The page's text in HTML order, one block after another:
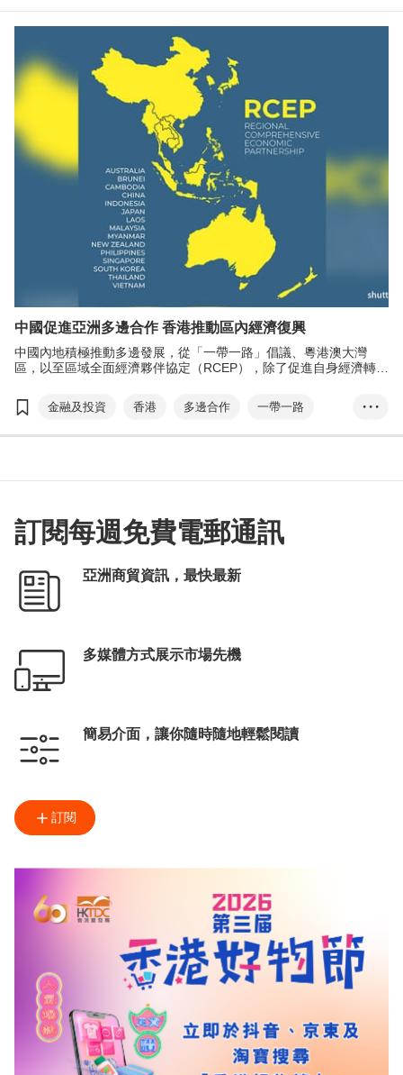
金融科技
華泰
朱亞莉
漲樂全球通
網絡安全
中小券商
金融產品
中國促進亞洲多邊合作 香港推動區內經濟復興
中國內地積極推動多邊發展，從「一帶一路」倡議、粵港澳大灣
區，以至區域全面經濟夥伴協定（RCEP），除了促進自身經濟轉型
金融及投資 香港 多邊合作
一帶一路
華泰
大灣區 RCEP
供應鏈
• • •
訂閱每週免費電郵通訊
亞洲商貿資訊，最快最新
多媒體方式展示市場先機
簡易介面，讓你隨時隨地輕鬆閱讀
訂閱